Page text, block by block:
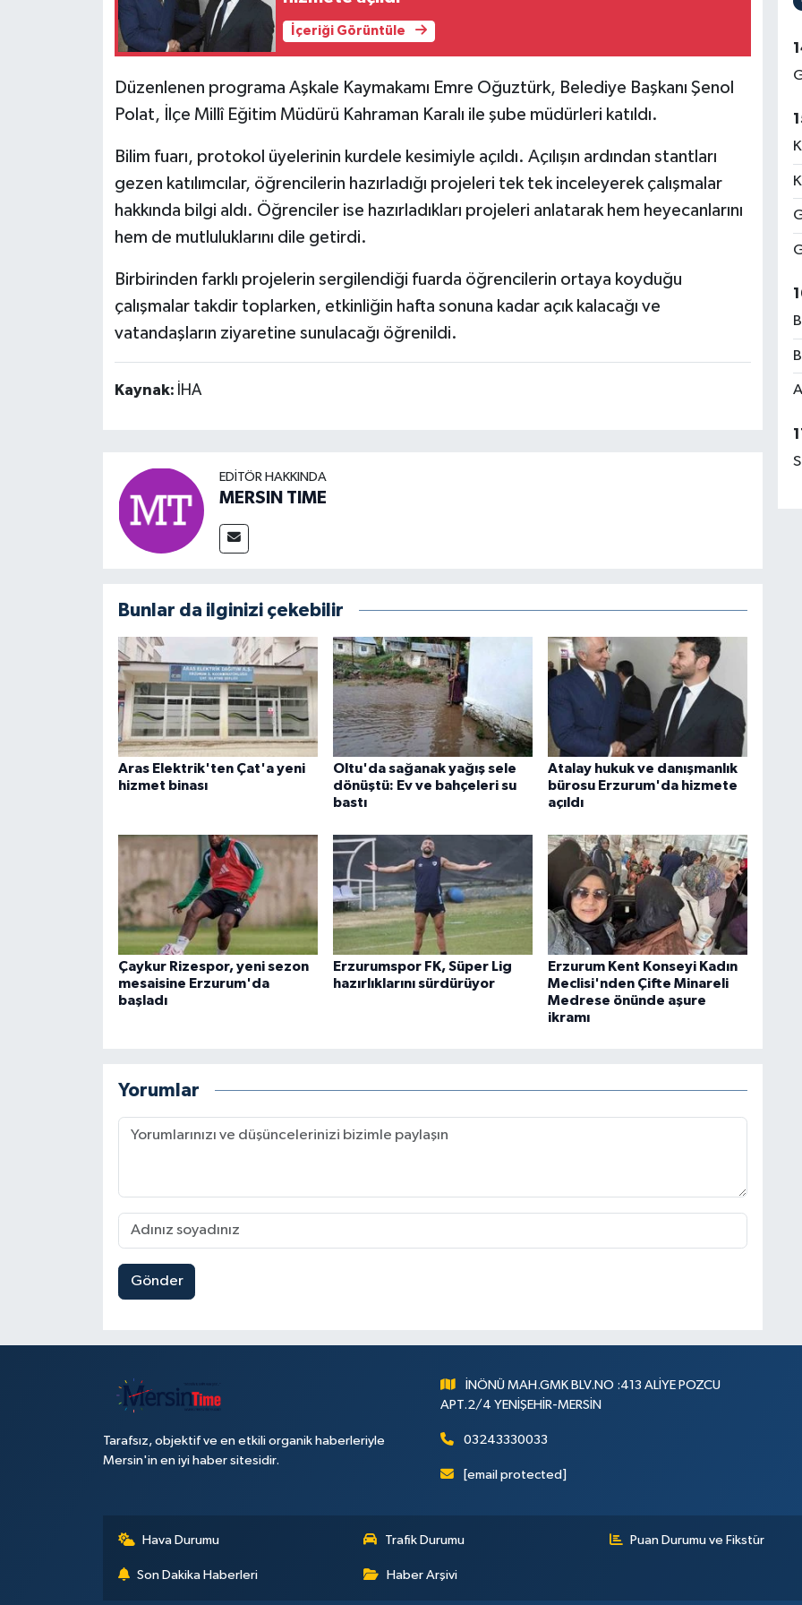
İçeriği Görüntüle
Düzenlenen programa Aşkale Kaymakamı Emre Oğuztürk, Belediye Başkanı Şenol
Polat, İlçe Millî Eğitim Müdürü Kahraman Karalı ile şube müdürleri katıldı.
Bilim fuarı, protokol üyelerinin kurdele kesimiyle açıldı. Açılışın ardından stantları
gezen katılımcılar, öğrencilerin hazırladığı projeleri tek tek inceleyerek çalışmalar
hakkında bilgi aldı. Öğrenciler ise hazırladıkları projeleri anlatarak hem heyecanlarını
hem de mutluluklarını dile getirdi.
Birbirinden farklı projelerin sergilendiği fuarda öğrencilerin ortaya koyduğu
çalışmalar takdir toplarken, etkinliğin hafta sonuna kadar açık kalacağı ve
vatandaşların ziyaretine sunulacağı öğrenildi.
Kaynak: İHA
EDITÖR HAKKINDA
MERSIN TIME
Bunlar da ilginizi çekebilir
Aras Elektrik'ten Çat'a yeni
hizmet binası
Oltu'da sağanak yağış sele
dönüştü: Ev ve bahçeleri su
bastı
Atalay hukuk ve danışmanlık
bürosu Erzurum'da hizmete
açıldı
Çaykur Rizespor, yeni sezon
mesaisine Erzurum'da
başladı
Erzurumspor FK, Süper Lig
hazırlıklarını sürdürüyor
Erzurum Kent Konseyi Kadın
Meclisi'nden Çifte Minareli
Medrese önünde aşure
ikramı
Yorumlar
Gönder
Tarafsız, objektif ve en etkili organik haberleriyle
Mersin'in en iyi haber sitesidir.
İNÖNÜ MAH.GMK BLV.NO :413 ALİYE POZCU
APT.2/4 YENİŞEHİR-MERSİN
03243330033
[email protected]
Hava Durumu Trafik Durumu Puan Durumu ve Fikstür
Son Dakika Haberleri Haber Arşivi